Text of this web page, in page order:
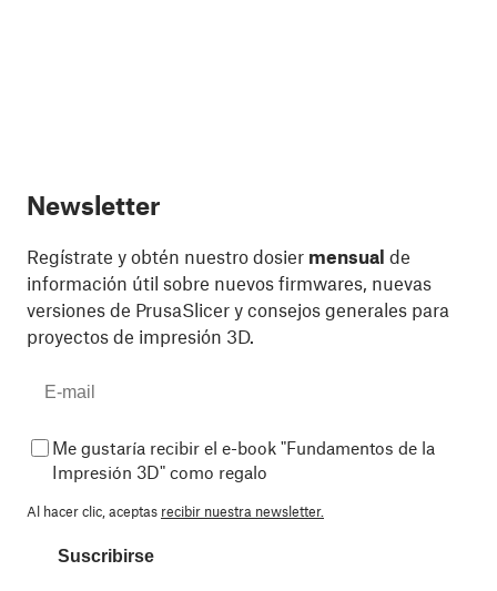
Newsletter
Regístrate y obtén nuestro dosier mensual de
información útil sobre nuevos firmwares, nuevas
versiones de PrusaSlicer y consejos generales para
proyectos de impresión 3D.
Me gustaría recibir el e-book "Fundamentos de la
Impresión 3D" como regalo
Al hacer clic, aceptas recibir nuestra newsletter.
Suscribirse